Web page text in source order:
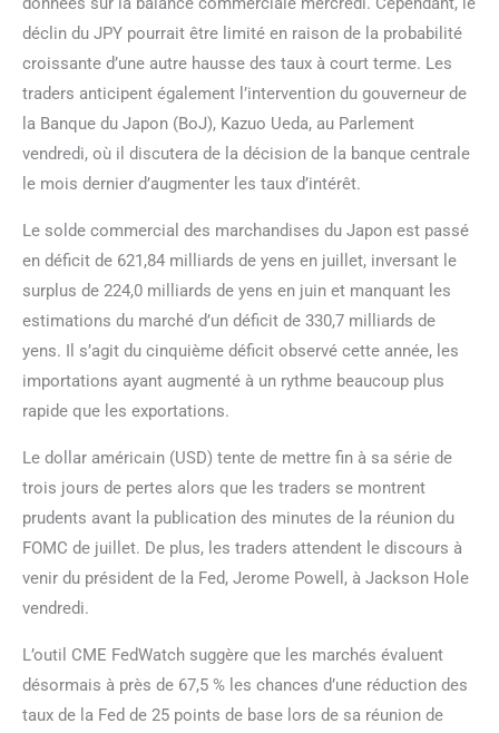
déclin du JPY pourrait être limité en raison de la probabilité
croissante d’une autre hausse des taux à court terme. Les
traders anticipent également l’intervention du gouverneur de
la Banque du Japon (BoJ), Kazuo Ueda, au Parlement
vendredi, où il discutera de la décision de la banque centrale
le mois dernier d’augmenter les taux d’intérêt.
Le solde commercial des marchandises du Japon est passé
en déficit de 621,84 milliards de yens en juillet, inversant le
surplus de 224,0 milliards de yens en juin et manquant les
estimations du marché d’un déficit de 330,7 milliards de
yens. Il s’agit du cinquième déficit observé cette année, les
importations ayant augmenté à un rythme beaucoup plus
rapide que les exportations.
Le dollar américain (USD) tente de mettre fin à sa série de
trois jours de pertes alors que les traders se montrent
prudents avant la publication des minutes de la réunion du
FOMC de juillet. De plus, les traders attendent le discours à
venir du président de la Fed, Jerome Powell, à Jackson Hole
vendredi.
L’outil CME FedWatch suggère que les marchés évaluent
désormais à près de 67,5 % les chances d’une réduction des
taux de la Fed de 25 points de base lors de sa réunion de